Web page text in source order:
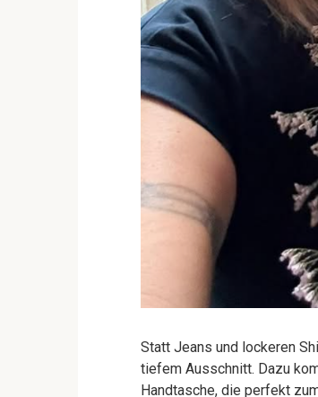
Statt Jeans und lockeren
tiefem Ausschnitt. Dazu
Handtasche, die perfekt